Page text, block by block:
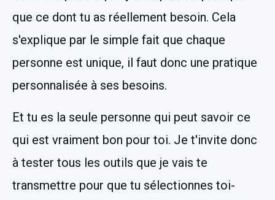
que ce dont tu as réellement besoin. Cela
s'explique par le simple fait que chaque
personne est unique, il faut donc une pratique
personnalisée à ses besoins.
Et tu es la seule personne qui peut savoir ce
qui est vraiment bon pour toi. Je t'invite donc
à tester tous les outils que je vais te
transmettre pour que tu sélectionnes toi-